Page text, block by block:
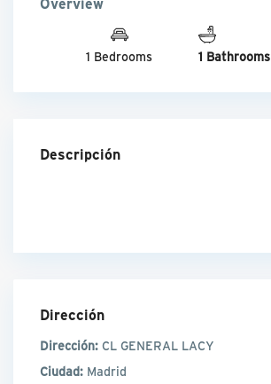
1 Bedrooms 1 Bathrooms
Descripción
Dirección
Dirección: CL GENERAL LACY
Ciudad: Madrid